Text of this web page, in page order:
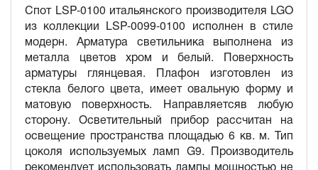
Спот LSP-0100 итальянского производителя LGO
из коллекции LSP-0099-0100 исполнен в стиле
модерн. Арматура светильника выполнена из
металла цветов хром и белый. Поверхность
арматуры глянцевая. Плафон изготовлен из
стекла белого цвета, имеет овальную форму и
матовую поверхность. Направляетсяв любую
сторону. Осветительный прибор рассчитан на
освещение пространства площадью 6 кв. м. Тип
цоколя используемых ламп G9. Производитель
рекомендует использовать лампы мощностью не